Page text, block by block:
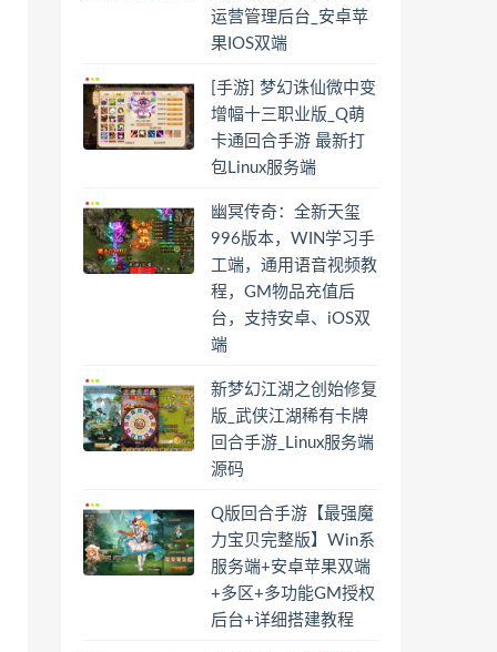
运营管理后台_安卓苹
果IOS双端
[手游] 梦幻诛仙微中变
增幅十三职业版_Q萌
卡通回合手游 最新打
包Linux服务端
幽冥传奇：全新天玺
996版本，WIN学习手
工端，通用语音视频教
程，GM物品充值后
台，支持安卓、iOS双
端
新梦幻江湖之创始修复
版_武侠江湖稀有卡牌
回合手游_Linux服务端
源码
Q版回合手游【最强魔
力宝贝完整版】Win系
服务端+安卓苹果双端
+多区+多功能GM授权
后台+详细搭建教程